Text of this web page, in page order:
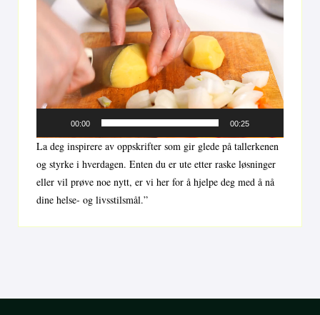
Videoavspiller
00:00 00:25
La deg inspirere av oppskrifter som gir glede på tallerkenen
og styrke i hverdagen. Enten du er ute etter raske løsninger
eller vil prøve noe nytt, er vi her for å hjelpe deg med å nå
dine helse- og livsstilsmål.”